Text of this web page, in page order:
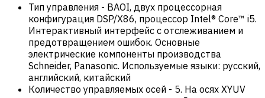
Тип управления - BAOI, двух процессорная
конфигурация DSP/X86, процессор Intel® Core™ i5.
Интерактивный интерфейс с отслеживанием и
предотвращением ошибок. Основные
электрические компоненты производства
Schneider, Panasonic. Используемые языки: русский,
английский, китайский
Количество управляемых осей - 5. На осях XYUV